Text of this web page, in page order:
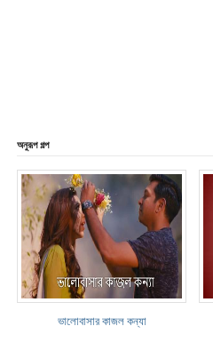
অনুরূপ গল্প
ভালোবাসার কাজল কন্যা